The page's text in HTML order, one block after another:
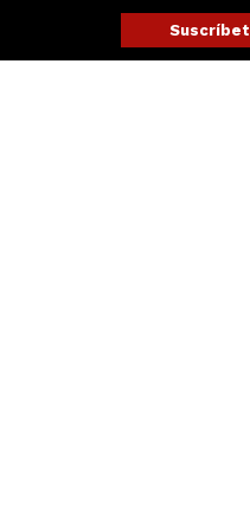
contenido